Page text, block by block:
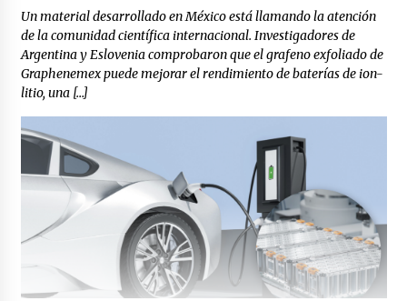
Un material desarrollado en México está llamando la atención
de la comunidad científica internacional. Investigadores de
Argentina y Eslovenia comprobaron que el grafeno exfoliado de
Graphenemex puede mejorar el rendimiento de baterías de ion-
litio, una […]